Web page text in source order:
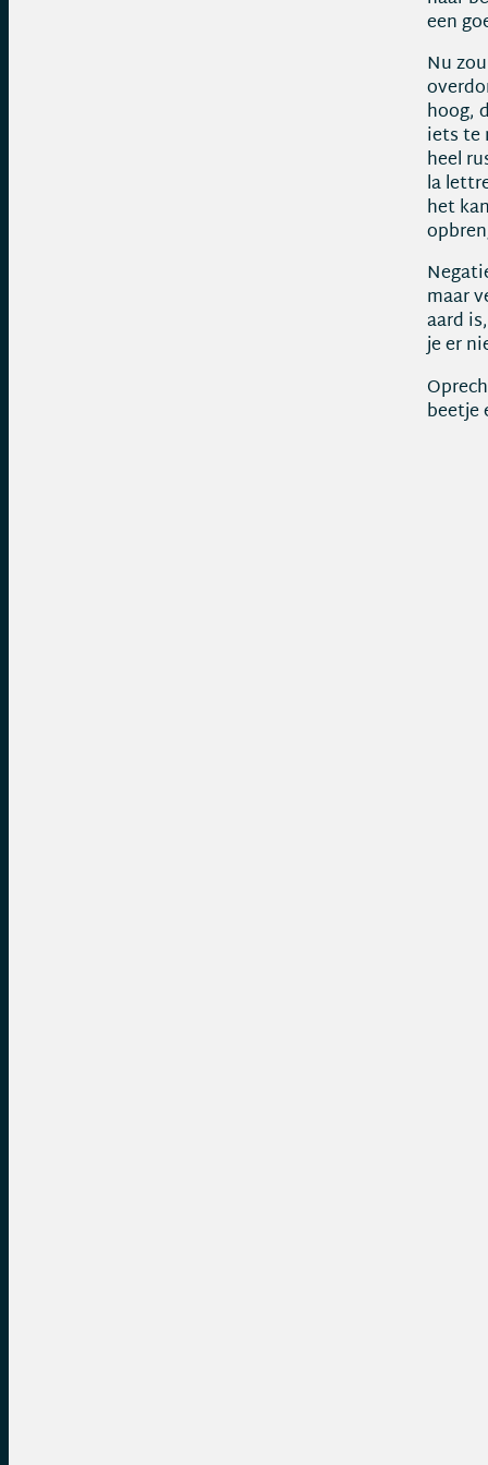
een
Nu
hoog,
iets te
heel
la
het
maar
aard
je er
beetje